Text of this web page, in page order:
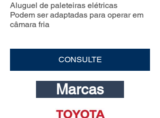
Aluguel de paleteiras elétricas
Podem ser adaptadas para operar em
câmara fria
CONSULTE
Marcas